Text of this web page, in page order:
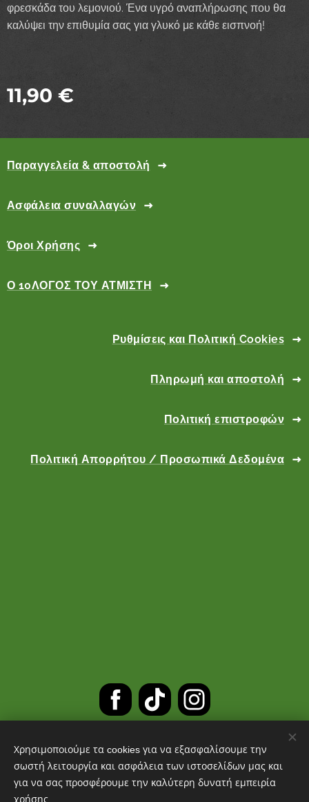
φρεσκάδα του λεμονιού. Ένα υγρό αναπλήρωσης που θα
καλύψει την επιθυμία σας για γλυκό με κάθε εισπνοή!
11,90 €
Παραγγελεία & αποστολή
Ασφάλεια συναλλαγών
Όροι Χρήσης
Ο 10ΛΟΓΟΣ ΤΟΥ ΑΤΜΙΣΤΗ
Ρυθμίσεις και Πολιτική Cookies
Πληρωμή και αποστολή
Πολιτική επιστροφών
Πολιτική Απορρήτου / Προσωπικά Δεδομένα
ΔΩΡΕΑΝ ΜΕΤΑΦΟΡΙΚΑ ΓΙΑ
ΠΑΡΑΓΓΕΛΙΕΣ ΑΝΩ ΤΩΝ 30 ΕΥΡΩ
Χρησιμοποιούμε τα cookies για να εξασφαλίσουμε την
σωστή λειτουργία και ασφάλεια των ιστοσελίδων μας και
για να σας προσφέρουμε την καλύτερη δυνατή εμπειρία
χρήσης.